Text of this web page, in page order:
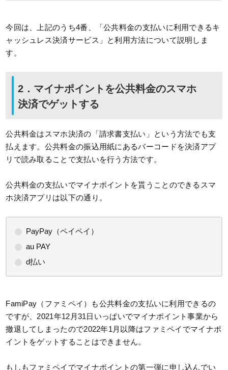
今回は、上記のうち4番、「公共料金の支払いに利用できるキ
ャッシュレス決済サービス」と利用方法について説明しま
す。
2．マイナポイントを公共料金のスマホ
決済でゲットする
公共料金はスマホ決済の「請求書支払い」という方法でも支
払えます。公共料金の振込用紙にあるバーコードを決済アプ
リで読み取ることで支払いを行う方法です。
公共料金の支払いでマイナポイントを貰うことのできるスマ
ホ決済アプリは以下の通り。
PayPay（ペイペイ）
au PAY
d払い
FamiPay（ファミペイ）も公共料金の支払いに利用できるの
ですが、2021年12月31日いっぱいでマイナポイント事業から
撤退してしまったので2022年1月以降はファミペイでマイナポ
イントをゲットすることはできません。
もしもファミペイでマイナポイントの第一弾に申し込んでい